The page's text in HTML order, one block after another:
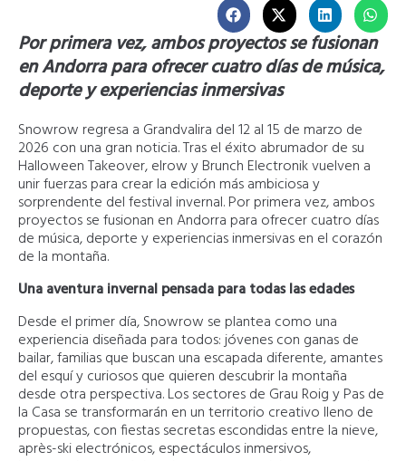
Por primera vez, ambos proyectos se fusionan
en Andorra para ofrecer cuatro días de música,
deporte y experiencias inmersivas
Snowrow regresa a Grandvalira del 12 al 15 de marzo de
2026 con una gran noticia. Tras el éxito abrumador de su
Halloween Takeover, elrow y Brunch Electronik vuelven a
unir fuerzas para crear la edición más ambiciosa y
sorprendente del festival invernal. Por primera vez, ambos
proyectos se fusionan en Andorra para ofrecer cuatro días
de música, deporte y experiencias inmersivas en el corazón
de la montaña.
Una aventura invernal pensada para todas las edades
Desde el primer día, Snowrow se plantea como una
experiencia diseñada para todos: jóvenes con ganas de
bailar, familias que buscan una escapada diferente, amantes
del esquí y curiosos que quieren descubrir la montaña
desde otra perspectiva. Los sectores de Grau Roig y Pas de
la Casa se transformarán en un territorio creativo lleno de
propuestas, con fiestas secretas escondidas entre la nieve,
après-ski electrónicos, espectáculos inmersivos,